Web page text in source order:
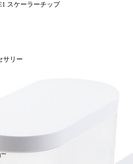
スケーラーチップ
サリー